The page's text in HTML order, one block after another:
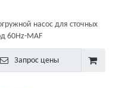
насос для сточных
60Hz-MAF
Запрос цены